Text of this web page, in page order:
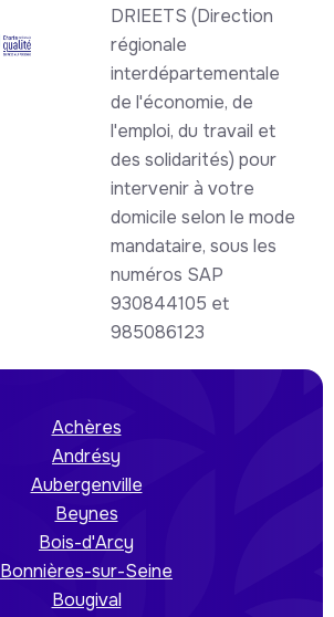
DRIEETS (Direction
régionale
interdépartementale
de l'économie, de
l'emploi, du travail et
des solidarités) pour
intervenir à votre
domicile selon le mode
mandataire, sous les
numéros SAP
930844105 et
985086123
Achères
Andrésy
Aubergenville
Beynes
Bois-d'Arcy
Bonnières-sur-Seine
Bougival